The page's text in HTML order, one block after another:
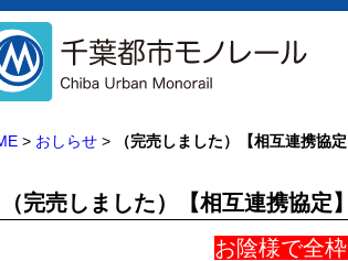
> おしらせ > （完売しました）【相互連携協
（完売しました）【相互連携協
お陰様で全